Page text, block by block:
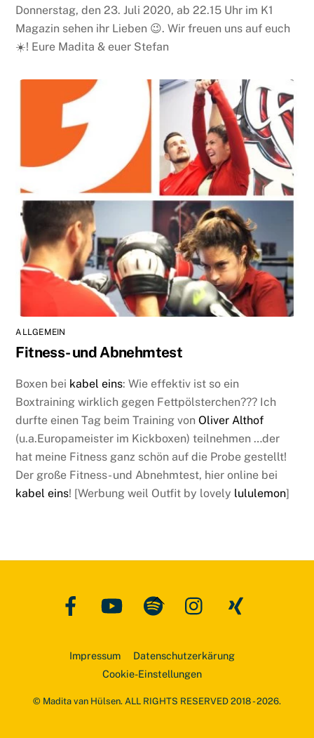
Donnerstag, den 23. Juli 2020, ab 22.15 Uhr im K1
Magazin sehen ihr Lieben 😉. Wir freuen uns auf euch
☀️! Eure Madita & euer Stefan
ALLGEMEIN
Fitness- und Abnehmtest
Boxen bei kabel eins: Wie effektiv ist so ein
Boxtraining wirklich gegen Fettpölsterchen??? Ich
durfte einen Tag beim Training vonOliver Althof
(u.a.Europameister im Kickboxen) teilnehmen …der
hat meine Fitness ganz schön auf die Probe gestellt!
Der große Fitness- und Abnehmtest, hier online bei
kabel eins! [Werbung weil Outfit by lovely lululemon]
Back
To
Facebook YouTube Spotify Instagram
Impressum
Datenschutzerkärung
Cookie-Einstellungen
© Madita van Hülsen. ALL RIGHTS RESERVED 2018 - 2026.